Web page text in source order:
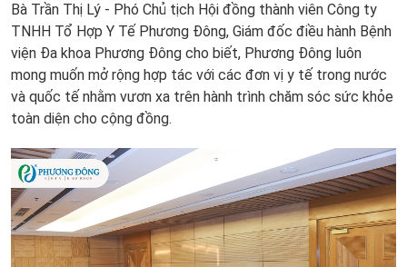
Bà Trần Thị Lý - Phó Chủ tịch Hội đồng thành viên Công ty
TNHH Tổ Hợp Y Tế Phương Đông, Giám đốc điều hành Bệnh
viện Đa khoa Phương Đông cho biết, Phương Đông luôn
mong muốn mở rộng hợp tác với các đơn vị y tế trong nước
và quốc tế nhằm vươn xa trên hành trình chăm sóc sức khỏe
toàn diện cho cộng đồng.